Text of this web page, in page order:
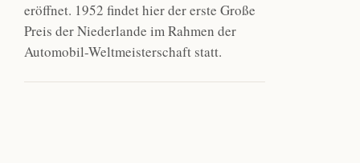
eröffnet. 1952 findet hier der erste Große
Preis der Niederlande im Rahmen der
Automobil-Weltmeisterschaft statt.